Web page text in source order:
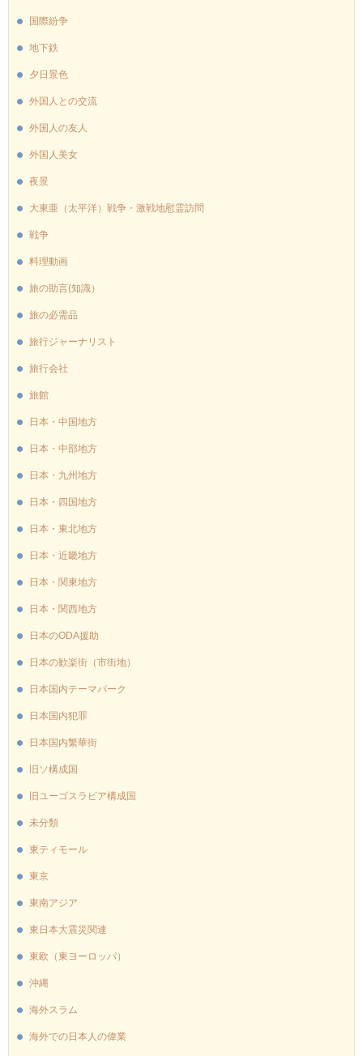
国際紛争
地下鉄
夕日景色
外国人との交流
外国人の友人
外国人美女
夜景
大東亜（太平洋）戦争・激戦地慰霊訪問
戦争
料理動画
旅の助言(知識）
旅の必需品
旅行ジャーナリスト
旅行会社
旅館
日本・中国地方
日本・中部地方
日本・九州地方
日本・四国地方
日本・東北地方
日本・近畿地方
日本・関東地方
日本・関西地方
日本のODA援助
日本の歓楽街（市街地）
日本国内テーマパーク
日本国内犯罪
日本国内繁華街
旧ソ構成国
旧ユーゴスラビア構成国
未分類
東ティモール
東京
東南アジア
東日本大震災関連
東欧（東ヨーロッパ）
沖縄
海外スラム
海外での日本人の偉業